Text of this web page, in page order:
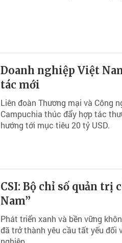
Doanh nghiệp Việt
tác mới
Liên đoàn Thương mại và Công
Campuchia thúc đẩy hợp tác
hướng tới mục tiêu 20 tỷ USD.
CSI: Bộ chỉ số quản trị
Nam”
Phát triển xanh và bền vững
đã trở thành yêu cầu tất yếu đối